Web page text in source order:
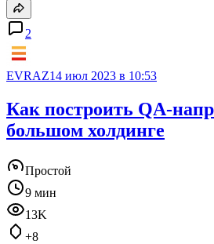
2
EVRAZ14 июл 2023 в 10:53
Как построить QA-
большом холдинге
Простой
9 мин
13K
+8